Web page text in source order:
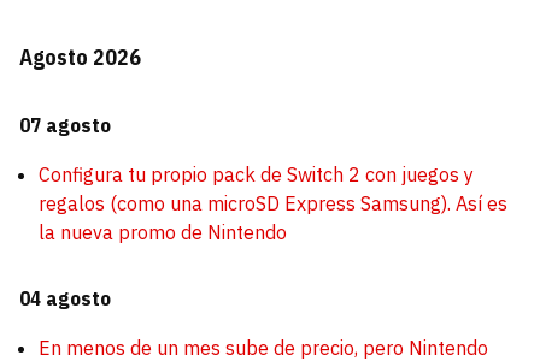
Agosto 2026
07 agosto
Configura tu propio pack de Switch 2 con juegos y
regalos (como una microSD Express Samsung). Así es
la nueva promo de Nintendo
04 agosto
En menos de un mes sube de precio, pero Nintendo